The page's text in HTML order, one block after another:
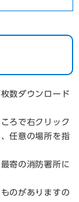
数ダウンロード
ろで右クリック
任意の場所を指
寄の消防署所に
のがありますの